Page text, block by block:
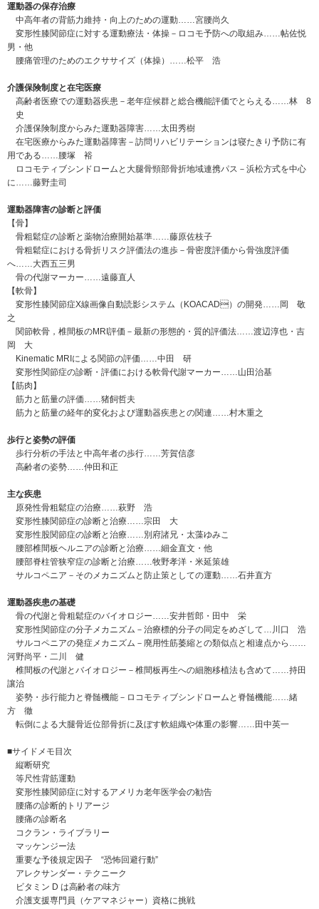
運動器の保存治療
中高年者の背筋力維持・向上のための運動……宮腰尚久
変形性膝関節症に対する運動療法・体操－ロコモ予防への取組み……帖佐悦
男・他
腰痛管理のためのエクササイズ（体操）……松平 浩
介護保険制度と在宅医療
高齢者医療での運動器疾患－老年症候群と総合機能評価でとらえる……林 8
史
介護保険制度からみた運動器障害……太田秀樹
在宅医療からみた運動器障害－訪問リハビリテーションは寝たきり予防に有
用である……腰塚 裕
ロコモティブシンドロームと大腿骨頸部骨折地域連携パス－浜松方式を中心
に……藤野圭司
運動器障害の診断と評価
【骨】
骨粗鬆症の診断と薬物治療開始基準……藤原佐枝子
骨粗鬆症における骨折リスク評価法の進歩－骨密度評価から骨強度評価
へ……大西五三男
骨の代謝マーカー……遠藤直人
【軟骨】
変形性膝関節症X線画像自動読影システム（KOACAD）の開発……岡 敬
之
関節軟骨，椎間板のMRI評価－最新の形態的・質的評価法……渡辺淳也・吉
岡 大
Kinematic MRIによる関節の評価……中田 研
変形性関節症の診断・評価における軟骨代謝マーカー……山田治基
【筋肉】
筋力と筋量の評価……猪飼哲夫
筋力と筋量の経年的変化および運動器疾患との関連……村木重之
歩行と姿勢の評価
歩行分析の手法と中高年者の歩行……芳賀信彦
高齢者の姿勢……仲田和正
主な疾患
原発性骨粗鬆症の治療……萩野 浩
変形性膝関節症の診断と治療……宗田 大
変形性股関節症の診断と治療……別府諸兄・太藻ゆみこ
腰部椎間板ヘルニアの診断と治療……細金直文・他
腰部脊柱管狭窄症の診断と治療……牧野孝洋・米延策雄
サルコペニア－そのメカニズムと防止策としての運動……石井直方
運動器疾患の基礎
骨の代謝と骨粗鬆症のバイオロジー……安井哲郎・田中 栄
変形性関節症の分子メカニズム－治療標的分子の同定をめざして…川口 浩
サルコペニアの発症メカニズム－廃用性筋萎縮との類似点と相違点から……
河野尚平・二川 健
椎間板の代謝とバイオロジー－椎間板再生への細胞移植法も含めて……持田
讓治
姿勢・歩行能力と脊髄機能－ロコモティブシンドロームと脊髄機能……緒
方 徹
転倒による大腿骨近位部骨折に及ぼす軟組織や体重の影響……田中英一
■サイドメモ目次
縦断研究
等尺性背筋運動
変形性膝関節症に対するアメリカ老年医学会の勧告
腰痛の診断的トリアージ
腰痛の診断名
コクラン・ライブラリー
マッケンジー法
重要な予後規定因子 “恐怖回避行動”
アレクサンダー・テクニーク
ビタミン D は高齢者の味方
介護支援専門員（ケアマネジャー）資格に挑戦